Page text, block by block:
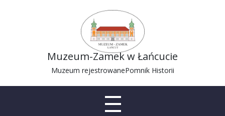
Muzeum-Zamek w Łańcucie
Muzeum rejestrowanePomnik Historii